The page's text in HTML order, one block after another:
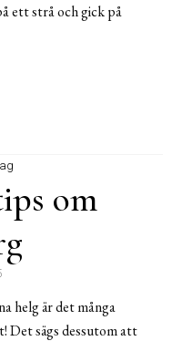
ett strå och gick på
om
helg är det många
Det sägs dessutom att